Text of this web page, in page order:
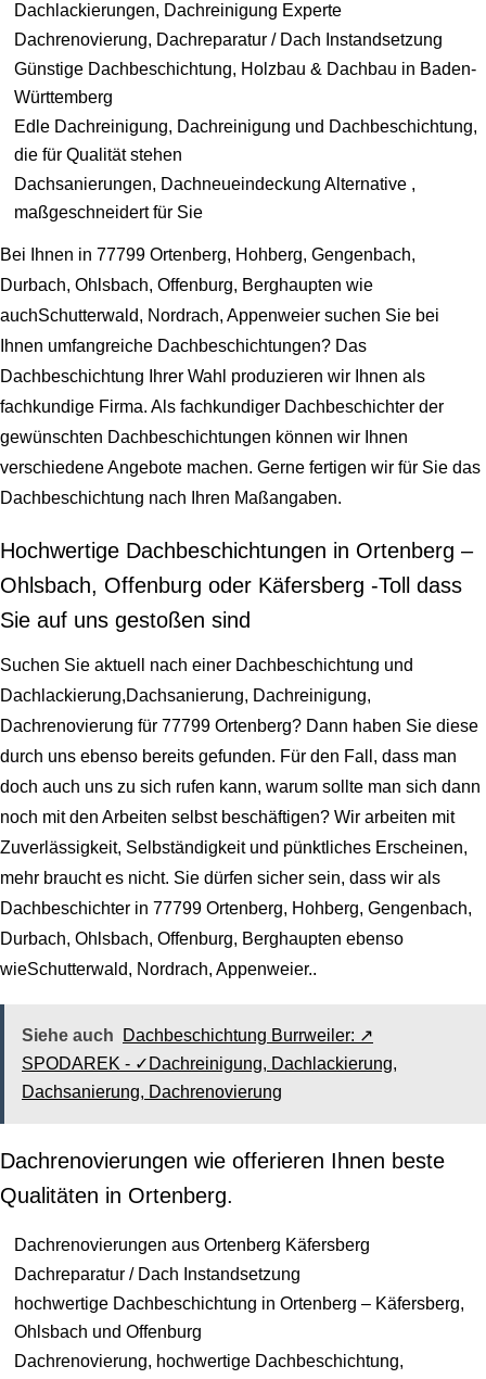
Dachlackierungen, Dachreinigung Experte
Dachrenovierung, Dachreparatur / Dach Instandsetzung
Günstige Dachbeschichtung, Holzbau & Dachbau in Baden-
Württemberg
Edle Dachreinigung, Dachreinigung und Dachbeschichtung,
die für Qualität stehen
Dachsanierungen, Dachneueindeckung Alternative ,
maßgeschneidert für Sie
Bei Ihnen in 77799 Ortenberg, Hohberg, Gengenbach,
Durbach, Ohlsbach, Offenburg, Berghaupten wie
auchSchutterwald, Nordrach, Appenweier suchen Sie bei
Ihnen umfangreiche Dachbeschichtungen? Das
Dachbeschichtung Ihrer Wahl produzieren wir Ihnen als
fachkundige Firma. Als fachkundiger Dachbeschichter der
gewünschten Dachbeschichtungen können wir Ihnen
verschiedene Angebote machen. Gerne fertigen wir für Sie das
Dachbeschichtung nach Ihren Maßangaben.
Hochwertige Dachbeschichtungen in Ortenberg –
Ohlsbach, Offenburg oder Käfersberg -Toll dass
Sie auf uns gestoßen sind
Suchen Sie aktuell nach einer Dachbeschichtung und
Dachlackierung,Dachsanierung, Dachreinigung,
Dachrenovierung für 77799 Ortenberg? Dann haben Sie diese
durch uns ebenso bereits gefunden. Für den Fall, dass man
doch auch uns zu sich rufen kann, warum sollte man sich dann
noch mit den Arbeiten selbst beschäftigen? Wir arbeiten mit
Zuverlässigkeit, Selbständigkeit und pünktliches Erscheinen,
mehr braucht es nicht. Sie dürfen sicher sein, dass wir als
Dachbeschichter in 77799 Ortenberg, Hohberg, Gengenbach,
Durbach, Ohlsbach, Offenburg, Berghaupten ebenso
wieSchutterwald, Nordrach, Appenweier..
Siehe auch
Dachbeschichtung Burrweiler: ↗️
SPODAREK - ✓Dachreinigung, Dachlackierung,
Dachsanierung, Dachrenovierung
Dachrenovierungen wie offerieren Ihnen beste
Qualitäten in Ortenberg.
Dachrenovierungen aus Ortenberg Käfersberg
Dachreparatur / Dach Instandsetzung
hochwertige Dachbeschichtung in Ortenberg – Käfersberg,
Ohlsbach und Offenburg
Dachrenovierung, hochwertige Dachbeschichtung,